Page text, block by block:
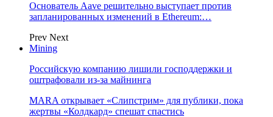
Основатель Aave решительно выступает против
запланированных изменений в Ethereum:…
Prev Next
Mining
Российскую компанию лишили господдержки и
оштрафовали из-за майнинга
MARA открывает «Слипстрим» для публики, пока
жертвы «Колдкард» спешат спастись